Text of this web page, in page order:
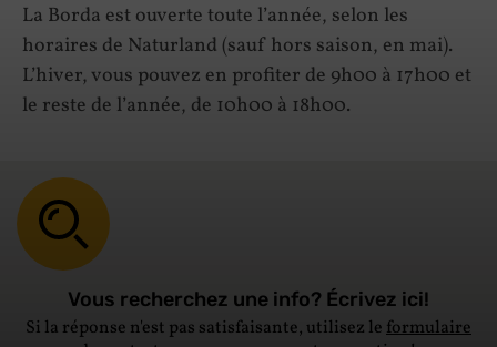
La Borda est ouverte toute l’année, selon les
horaires de Naturland (sauf hors saison, en mai).
L’hiver, vous pouvez en profiter de 9h00 à 17h00 et
le reste de l’année, de 10h00 à 18h00.
Vous recherchez une info? Écrivez ici!
Si la réponse n'est pas satisfaisante, utilisez leformulaire